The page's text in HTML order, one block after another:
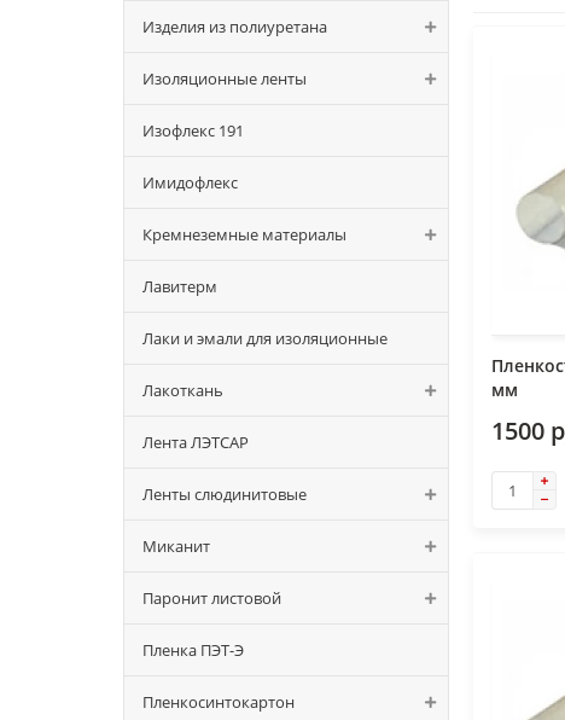
Изделия из полиуретана
Изоляционные ленты
Изофлекс 191
Имидофлекс
Кремнеземные материалы
Лавитерм
Лаки и эмали для изоляционные
Лакоткань
Лента ЛЭТСАР
Ленты слюдинитовые
Миканит
Паронит листовой
Пленка ПЭТ-Э
Пленкосинтокартон
мм
1500